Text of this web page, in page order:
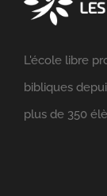
L'école libre
bibliques
plus de 350